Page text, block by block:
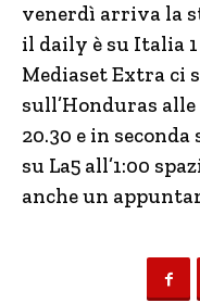
venerdì arriva la
il daily è su Italia 1
Mediaset Extra ci
sull’Honduras alle
20.30 e in
su La5 all’1:00
anche un